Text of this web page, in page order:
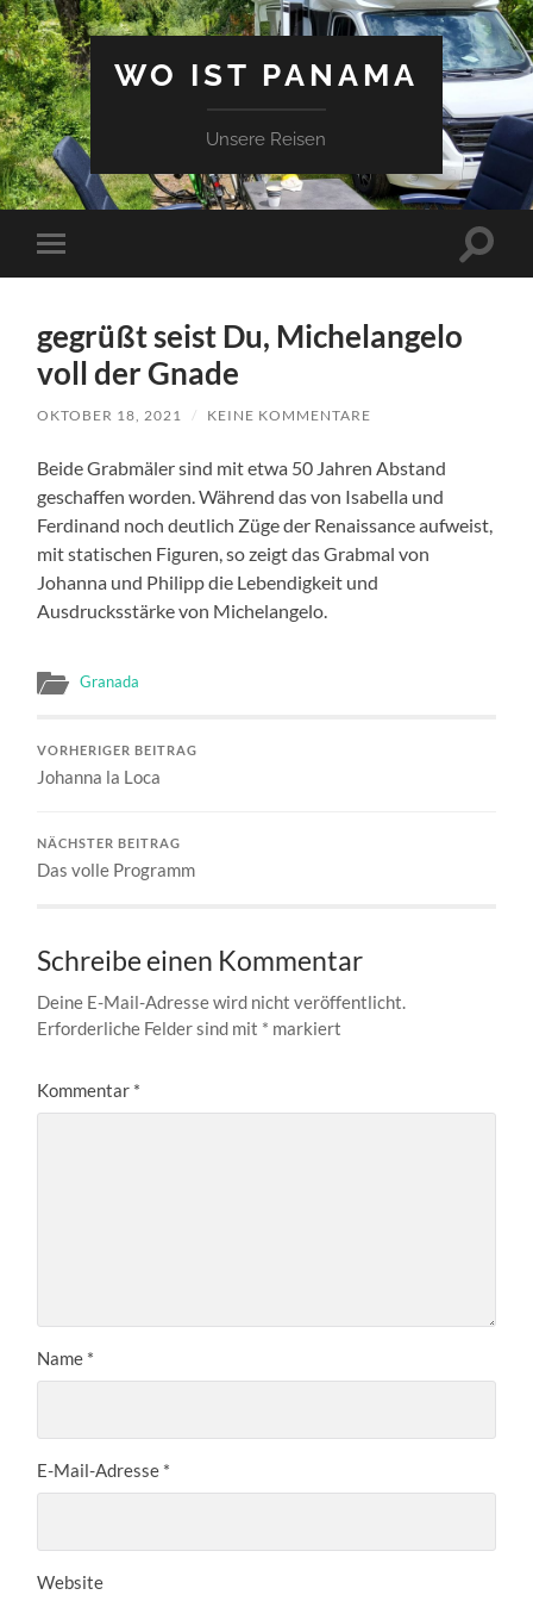
WO IST PANAMA
Unsere Reisen
Mobile-
Menü
gegrüßt seist Du, Michelangelo
voll der Gnade
OKTOBER 18, 2021 / KEINE KOMMENTARE
Beide Grabmäler sind mit etwa 50 Jahren Abstand
geschaffen worden. Während das von Isabella und
Ferdinand noch deutlich Züge der Renaissance aufweist,
mit statischen Figuren, so zeigt das Grabmal von
Johanna und Philipp die Lebendigkeit und
Ausdrucksstärke von Michelangelo.
Granada
VORHERIGER BEITRAG
Johanna la Loca
NÄCHSTER BEITRAG
Das volle Programm
Schreibe einen Kommentar
Deine E-Mail-Adresse wird nicht veröffentlicht.
Erforderliche Felder sind mit * markiert
Kommentar *
Name *
E-Mail-Adresse *
Website